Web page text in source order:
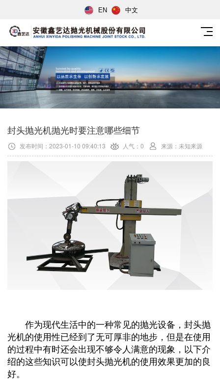
EN 中文
封头抛光机抛光时要注意哪些细节
发布时间：2023-01-10 09:40:13 人气：0 来源：未知来源
作为现代生活中的一种常见的抛光设备，封头抛
光机的使用性已经到了无可厚非的地步，但是在使用
的过程中有时还会出现不够令人满意的现象，以下介
绍的这些知识可以使封头抛光机的使用效果更加的良
好。